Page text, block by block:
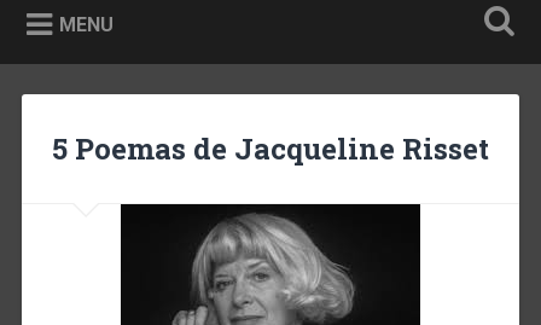
MENU
5 Poemas de Jacqueline Risset